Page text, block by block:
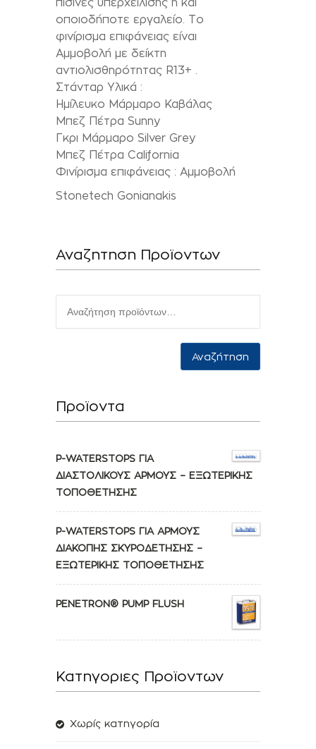
οποιοδήποτε εργαλείο. Το
φινίρισμα επιφάνειας είναι
Αμμοβολή με δείκτη
αντιολισθηρότητας R13+ .
Στάνταρ Υλικά :
Ημίλευκο Μάρμαρο Καβάλας
Μπεζ Πέτρα Sunny
Γκρι Μάρμαρο Silver Grey
Μπεζ Πέτρα California
Φινίρισμα επιφάνειας : Αμμοβολή
Stonetech Gonianakis
Αναζητηση Προϊοντων
Αναζήτηση
Προϊοντα
P-WATERSTOPS ΓΙΑ
ΔΙΑΣΤΟΛΙΚΟΥΣ ΑΡΜΟΥΣ – ΕΞΩΤΕΡΙΚΗΣ
ΤΟΠΟΘΕΤΗΣΗΣ
P-WATERSTOPS ΓΙΑ ΑΡΜΟΥΣ
ΔΙΑΚΟΠΗΣ ΣΚΥΡΟΔΕΤΗΣΗΣ –
ΕΞΩΤΕΡΙΚΗΣ ΤΟΠΟΘΕΤΗΣΗΣ
PENETRON® PUMP FLUSH
Κατηγοριες Προϊοντων
Χωρίς κατηγορία